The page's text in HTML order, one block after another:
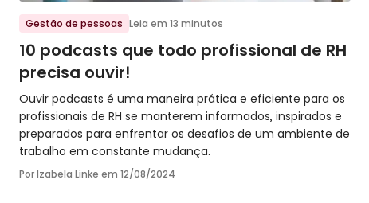
Ir para o post
Gestão de pessoas Leia em 13 minutos
10 podcasts que todo profissional de RH
precisa ouvir!
Ouvir podcasts é uma maneira prática e eficiente para os
profissionais de RH se manterem informados, inspirados e
preparados para enfrentar os desafios de um ambiente de
trabalho em constante mudança.
Por Izabela Linke em 12/08/2024